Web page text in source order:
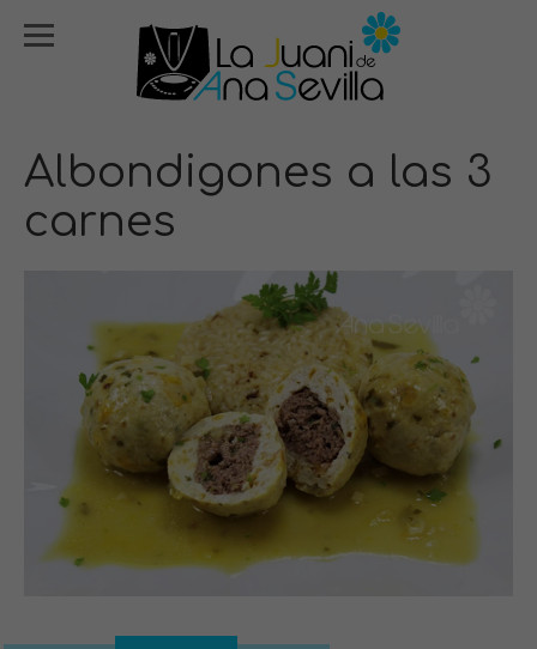
Albondigones a las 3
carnes